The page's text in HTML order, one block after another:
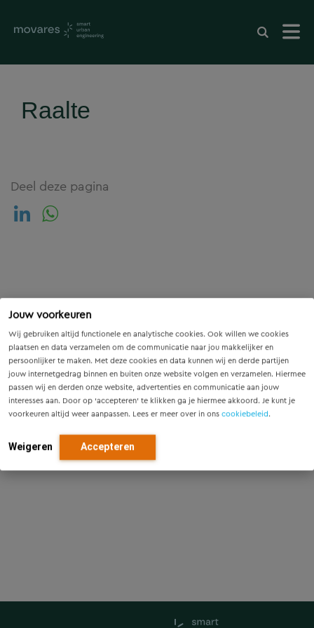
Jouw voorkeuren
Wij gebruiken altijd functionele en analytische cookies. Ook willen we cookies
plaatsen en data verzamelen om de communicatie naar jou makkelijker en
persoonlijker te maken. Met deze cookies en data kunnen wij en derde partijen
jouw internetgedrag binnen en buiten onze website volgen en verzamelen. Hiermee
passen wij en derden onze website, advertenties en communicatie aan jouw
interesses aan. Door op ‘accepteren’ te klikken ga je hiermee akkoord. Je kunt je
voorkeuren altijd weer aanpassen. Lees er meer over in ons cookiebeleid.
Weigeren Accepteren
Raalte
Deel deze pagina